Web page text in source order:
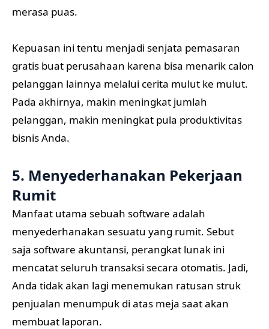
merasa puas.
Kepuasan ini tentu menjadi senjata pemasaran
gratis buat perusahaan karena bisa menarik calon
pelanggan lainnya melalui cerita mulut ke mulut.
Pada akhirnya, makin meningkat jumlah
pelanggan, makin meningkat pula produktivitas
bisnis Anda.
5. Menyederhanakan Pekerjaan
Rumit
Manfaat utama sebuah software adalah
menyederhanakan sesuatu yang rumit. Sebut
saja software akuntansi, perangkat lunak ini
mencatat seluruh transaksi secara otomatis. Jadi,
Anda tidak akan lagi menemukan ratusan struk
penjualan menumpuk di atas meja saat akan
membuat laporan.